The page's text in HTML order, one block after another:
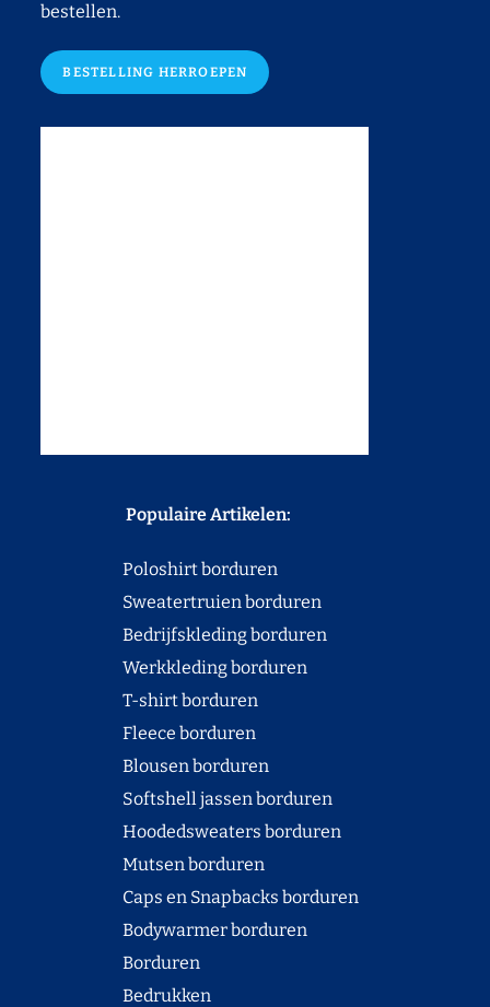
bestellen.
BESTELLING HERROEPEN
Populaire Artikelen:
Poloshirt borduren
Sweatertruien borduren
Bedrijfskleding borduren
Werkkleding borduren
T-shirt borduren
Fleece borduren
Blousen borduren
Softshell jassen borduren
Hoodedsweaters borduren
Mutsen borduren
Caps en Snapbacks borduren
Bodywarmer borduren
Borduren
Bedrukken